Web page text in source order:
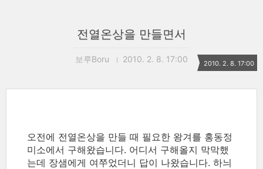
전열온상을 만들면서
보루Boru 2010. 2. 8. 17:00 2010. 2. 8. 17:00
오전에 전열온상을 만들 때 필요한 왕겨를 홍동정
미소에서 구해왔습니다. 어디서 구해올지 막막했
는데 장샘에게 여쭈었더니 답이 나왔습니다. 하늬